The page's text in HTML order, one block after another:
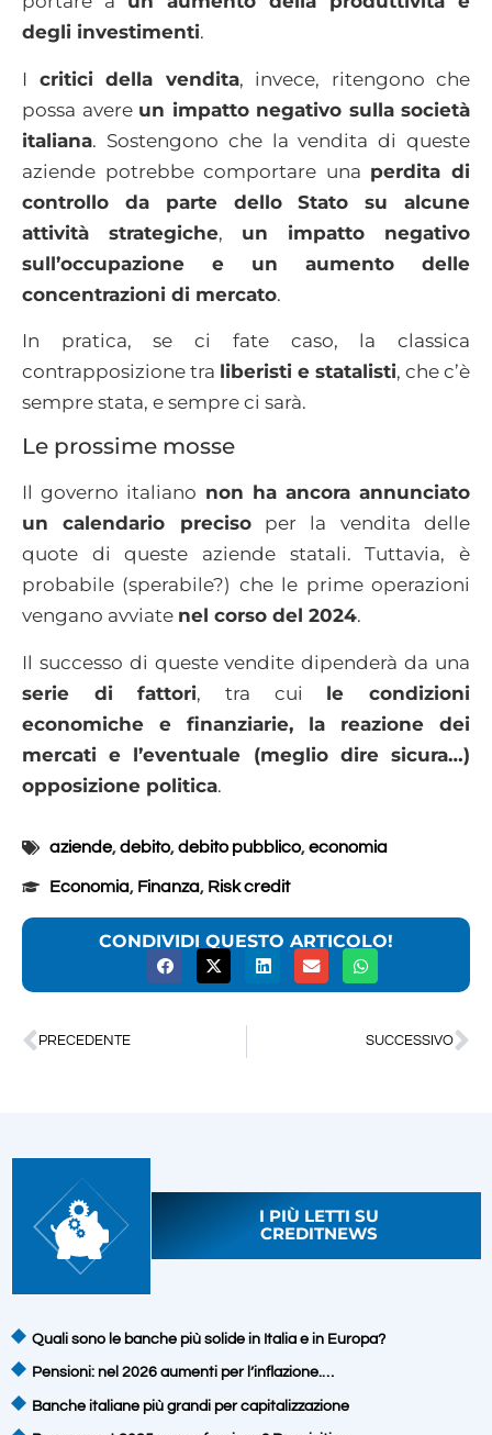
degli investimenti.
I critici della vendita, invece, ritengono che
possa avere un impatto negativo sulla società
italiana. Sostengono che la vendita di queste
aziende potrebbe comportare una perdita di
controllo da parte dello Stato su alcune
attività strategiche, un impatto negativo
sull’occupazione e un aumento delle
concentrazioni di mercato.
In pratica, se ci fate caso, la classica
contrapposizione tra liberisti e statalisti, che c’è
sempre stata, e sempre ci sarà.
Le prossime mosse
Il governo italiano non ha ancora annunciato
un calendario precisoper la vendita delle
quote di queste aziende statali. Tuttavia, è
probabile (sperabile?) che le prime operazioni
vengano avviate nel corso del 2024.
Il successo di queste vendite dipenderà da una
serie di fattori, tra cui le condizioni
economiche e finanziarie, la reazione dei
mercati e l’eventuale (meglio dire sicura…)
opposizione politica.
aziende,debito,debito pubblico,economia
Economia, Finanza, Risk credit
CONDIVIDI QUESTO ARTICOLO!
PRECEDENTE SUCCESSIVO
I PIÙ LETTI SU
CREDITNEWS
Quali sono le banche più solide in Italia e in Europa?
Pensioni: nel 2026 aumenti per l’inflazione.…
Banche italiane più grandi per capitalizzazione